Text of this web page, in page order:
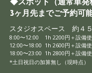
3ヶ月先までご予約可
スタジオスペース 約４
8:00〜12:00 1h 2200円 ​＋設備
12:00〜18:00 1h 2600円 ＋設備
18:00〜23:00 1h 2800円 ＋設備
*土日祝日の加算無し（​現時点）